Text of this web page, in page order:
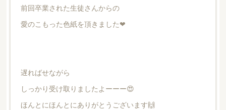
Instagram コラム YouTube［アロマ・ハーブクラフト］
前回卒業された生徒さんからの
愛のこもった色紙を頂きました❤︎
遅ればせながら
しっかり受け取りましたよーーー😍
ほんとにほんとにありがとうございます🙌